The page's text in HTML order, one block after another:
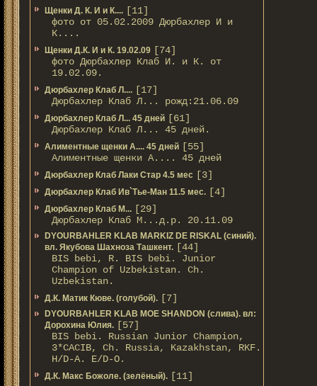
Щенки Д. К. И и К.... [11]
фото от 05.02.2009 Дюрбахлер И и
К....
Щенки Д.К. И и К. 19.02.09 [74]
фото Дюрбахлер Клаб И. и К. от
19.02.09.
Дюрбахлер Клаб Л.... [17]
Дюрбахлер Клаб Л... рожд:21.06.09
Дюрбахлер Клаб Л... 45 дней [61]
Дюрбахлер Клаб Л... 45 дней.
Алиментные щенки А.... 45 дней [55]
Алиментные щенки А.... 45 дней
Дюрбахлер Клаб Лаки Стар 4.5 мес [3]
Дюрбахлер Клаб Ив`Тье-Ман 11.5 мес. [4]
Дюрбахлер Клаб М... [29]
Дюрбахлер Клаб М...д.р. 20.11.09
DYOURBAHLER KLAB MARKIZ DE RISKAL (синий).
вл. Якубова Шахноза Ташкент. [44]
BIS bebi, R. BIS bebi. Junior
Champion of Uzbekistan. Ch.
Uzbekistan.
Д.К. Матик Кюве. (голубой). [7]
DYOURBAHLER KLAB MOE SHANDON (слива). вл:
Дорохина Юлия. [57]
BIS bebi. Russian Junior Champion,
3*САСIB, Ch. Russia, Kazakhstan, RKF.
Н/D-A. E/D-O.
Д.К. Макс Божоле. (зелёный). [11]